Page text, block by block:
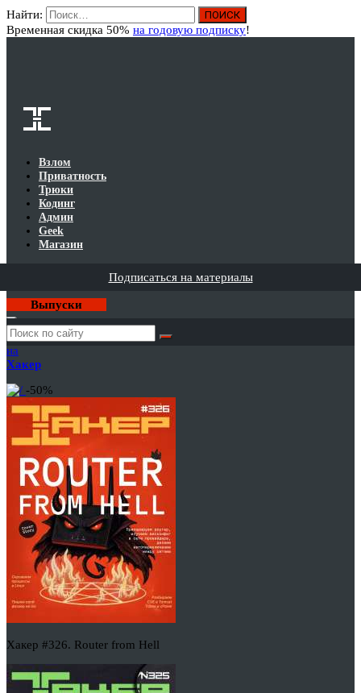
Найти:
Временная скидка 50% на годовую подписку!
Взлом
Приватность
Трюки
Кодинг
Админ
Geek
Магазин
Подписаться на материалы
Выпуски
Годовая
подписка
на
Хакер
-50%
Хакер #326. Router from Hell